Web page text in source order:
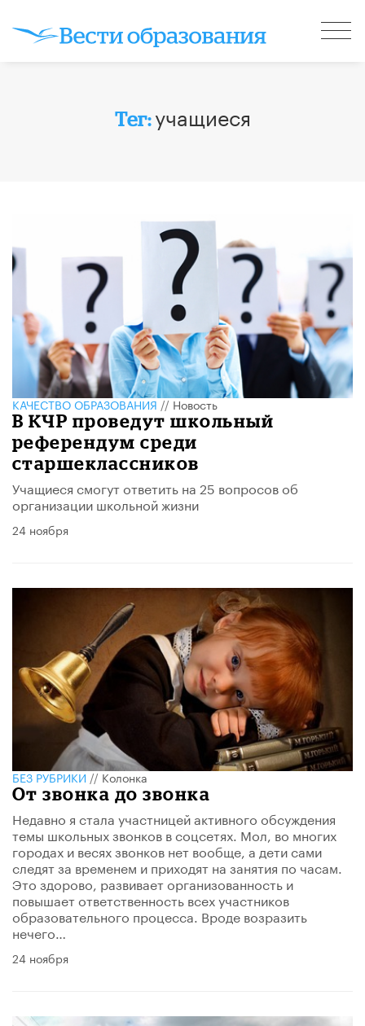
Тег:учащиеся
КАЧЕСТВО ОБРАЗОВАНИЯ//Новость
В КЧР проведут школьный
референдум среди
старшеклассников
Учащиеся смогут ответить на 25 вопросов об
организации школьной жизни
24 ноября
БЕЗ РУБРИКИ//Колонка
От звонка до звонка
Недавно я стала участницей активного обсуждения
темы школьных звонков в соцсетях. Мол, во многих
городах и весях звонков нет вообще, а дети сами
следят за временем и приходят на занятия по часам.
Это здорово, развивает организованность и
повышает ответственность всех участников
образовательного процесса. Вроде возразить
нечего…
24 ноября